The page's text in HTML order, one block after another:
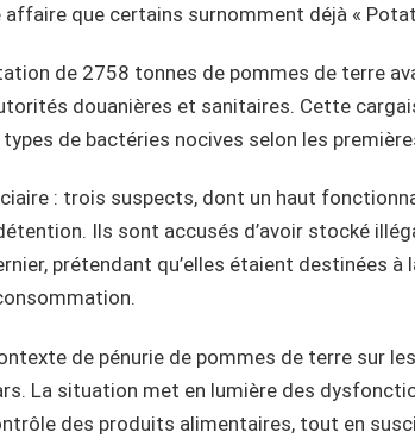
que certains surnomment déjà «
de 2758 tonnes de pommes de terre
douanières et sanitaires. Cette
de bactéries nocives selon les
: trois suspects, dont un haut
Ils sont accusés d’avoir stocké
prétendant qu’elles étaient destinées à
de pénurie de pommes de terre sur
La situation met en lumière des
des produits alimentaires, tout en